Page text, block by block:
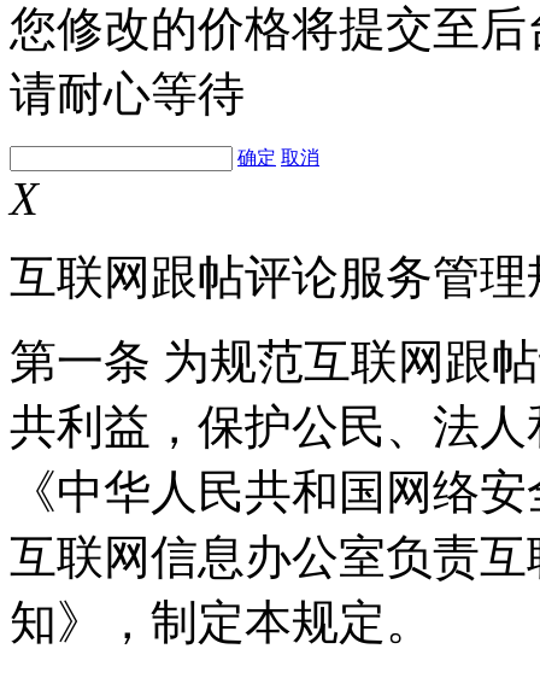
您修改的价格将提交至
请耐心等待
确定 取消
X
互联网跟帖评论服务管理
第一条 为规范互联网跟
共利益，保护公民、法
《中华人民共和国网络
互联网信息办公室负责
知》，制定本规定。